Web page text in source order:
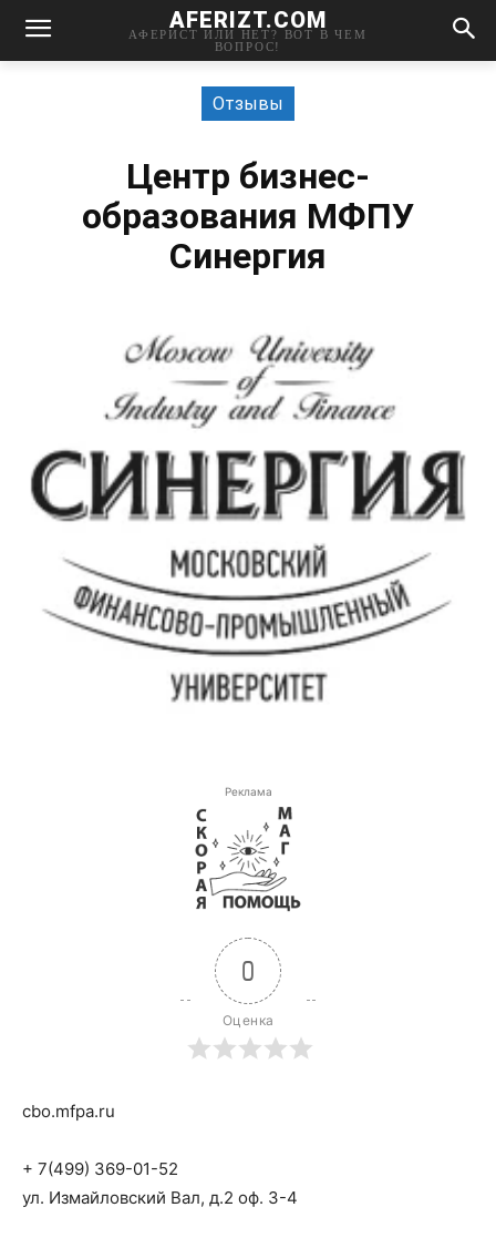
AFERIZT.COM
АФЕРИСТ ИЛИ НЕТ? ВОТ В ЧЕМ
ВОПРОС!
Отзывы
Центр бизнес-
образования МФПУ
Синергия
Реклама
0
Оценка
cbo.mfpa.ru
+ 7(499) 369-01-52
ул. Измайловский Вал, д.2 оф. 3-4